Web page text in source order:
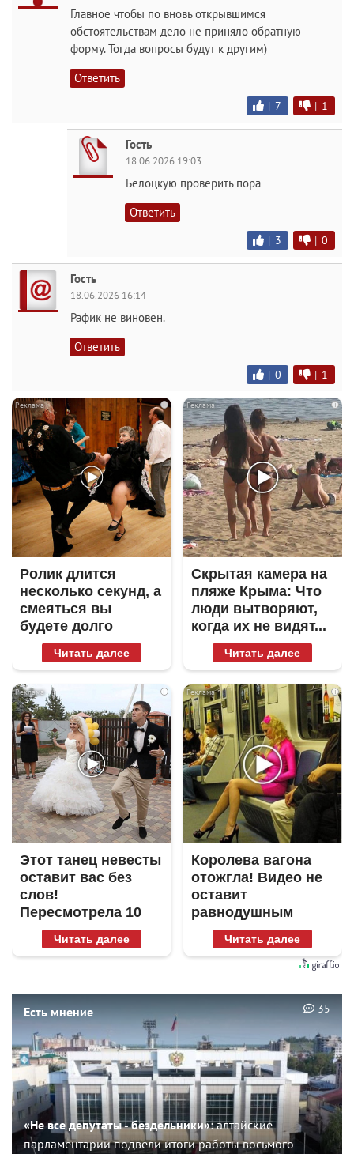
Главное чтобы по вновь открывшимся
обстоятельствам дело не приняло обратную
форму. Тогда вопросы будут к другим)
Ответить
| 7 | 1
Гость
18.06.2026 19:03
Белоцкую проверить пора
Ответить
| 3 | 0
Гость
18.06.2026 16:14
Рафик не виновен.
Ответить
| 0 | 1
i
Ролик длится
несколько секунд, а
смеяться вы
будете долго
Читать далее
i
Скрытая камера на
пляже Крыма: Что
люди вытворяют,
когда их не видят...
Читать далее
i
Этот танец невесты
оставит вас без
слов!
Пересмотрела 10
раз
Читать далее
i
Королева вагона
отожгла! Видео не
оставит
равнодушным
Читать далее
Есть мнение
«Не все депутаты - бездельники»:алтайские
парламентарии подвели итоги работы восьмого
35